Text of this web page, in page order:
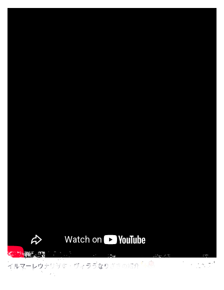
イルマーレウナリザキ・ヴィラうなりざきの紹介